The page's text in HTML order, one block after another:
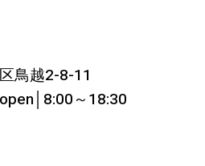
鳥越2-8-11
～18:30